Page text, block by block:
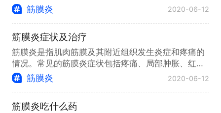
动受限症状，止痛效果比较明显
筋膜炎 2020-06-12
筋膜炎症状及治疗
筋膜炎是指肌肉筋膜及其附近组织发生炎症和疼痛的
情况。常见的筋膜炎症状包括疼痛、局部肿胀、红
肿、运动受限以及皮肤变化。 1、疼痛：是最常见的
症状，通常呈现剧痛、钝痛或刺痛感，可以是持续性
胀，触摸时可能感到热热的。 3、红肿：炎症引起的
筋膜炎 2020-06-12
筋膜炎吃什么药